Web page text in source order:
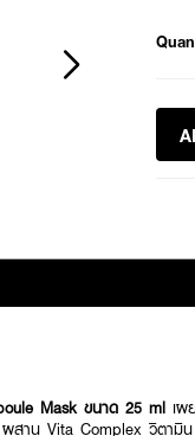
Mask ขนาด 25 ml เผ
สาน Vita Complex วิตามิ